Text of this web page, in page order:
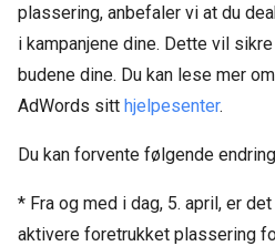
plassering, anbefaler vi at du
i kampanjene dine. Dette vil
budene dine. Du kan lese mer
AdWords sitt hjelpesenter.
Du kan forvente følgende
* Fra og med i dag, 5. april, er
aktivere foretrukket plassering